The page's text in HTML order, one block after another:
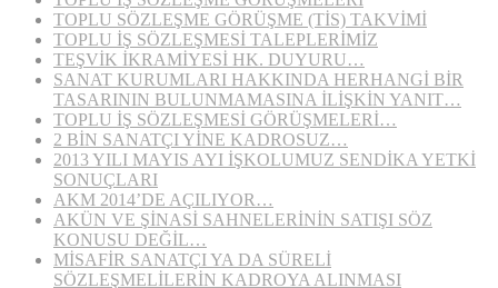
TOPLU SÖZLEŞME GÖRÜŞME (TİS) TAKVİMİ
TOPLU İŞ SÖZLEŞMESİ TALEPLERİMİZ
TEŞVİK İKRAMİYESİ HK. DUYURU…
SANAT KURUMLARI HAKKINDA HERHANGİ BİR
TASARININ BULUNMAMASINA İLİŞKİN YANIT…
TOPLU İŞ SÖZLEŞMESİ GÖRÜŞMELERİ…
2 BİN SANATÇI YİNE KADROSUZ…
2013 YILI MAYIS AYI İŞKOLUMUZ SENDİKA YETKİ
SONUÇLARI
AKM 2014’DE AÇILIYOR…
AKÜN VE ŞİNASİ SAHNELERİNİN SATIŞI SÖZ
KONUSU DEĞİL…
MİSAFİR SANATÇI YA DA SÜRELİ
SÖZLEŞMELİLERİN KADROYA ALINMASI